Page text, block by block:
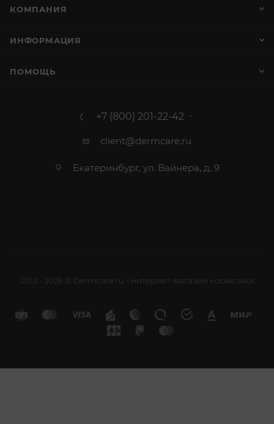
КОМПАНИЯ
ИНФОРМАЦИЯ
ПОМОЩЬ
+7 (800) 201-22-42
client@dermcare.ru
Екатеринбург, ул. Вайнера, д. 9
2012 - 2026 © Dermcare.ru - интернет-магазин косметики